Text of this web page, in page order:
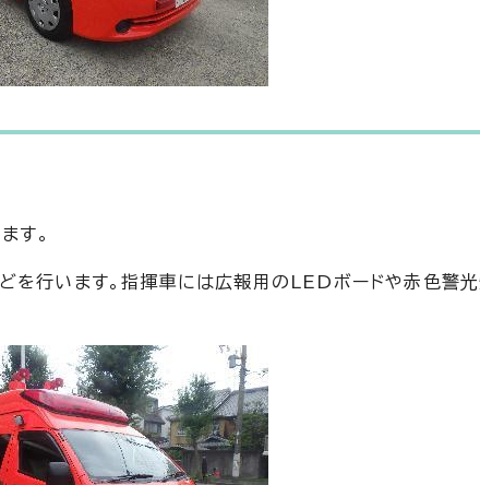
す。
を行います。指揮車には広報用のLEDボードや赤色警